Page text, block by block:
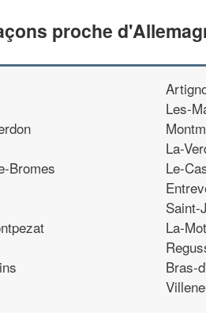
proche
Bromes
Les-
La-
Le-
Saint-
La-
Bras-